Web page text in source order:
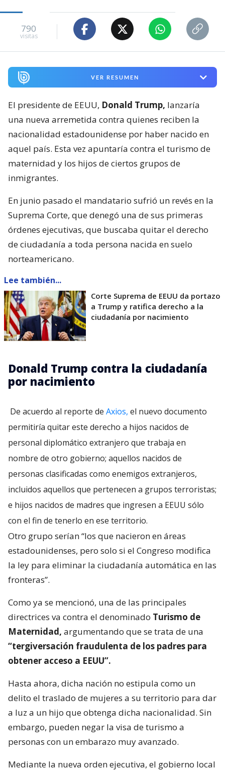
790
visitas
VER RESUMEN
El presidente de EEUU, Donald Trump, lanzaría
una nueva arremetida contra quienes reciben la
nacionalidad estadounidense por haber nacido en
aquel país. Esta vez apuntaría contra el turismo de
maternidad y los hijos de ciertos grupos de
inmigrantes.
En junio pasado el mandatario sufrió un revés en la
Suprema Corte, que denegó una de sus primeras
órdenes ejecutivas, que buscaba quitar el derecho
de ciudadanía a toda persona nacida en suelo
norteamericano.
Lee también...
Corte Suprema de EEUU da portazo
a Trump y ratifica derecho a la
ciudadanía por nacimiento
Donald Trump contra la ciudadanía
por nacimiento
De acuerdo al reporte de Axios, el nuevo documento
permitiría quitar este derecho a hijos nacidos de
personal diplomático extranjero que trabaja en
nombre de otro gobierno; aquellos nacidos de
personas clasificadas como enemigos extranjeros,
incluidos aquellos que pertenecen a grupos terroristas;
e hijos nacidos de madres que ingresen a EEUU sólo
con el fin de tenerlo en ese territorio.
Otro grupo serían “los que nacieron en áreas
estadounidenses, pero solo si el Congreso modifica
la ley para eliminar la ciudadanía automática en las
fronteras”.
Como ya se mencionó, una de las principales
directrices va contra el denominado Turismo de
Maternidad, argumentando que se trata de una
“tergiversación fraudulenta de los padres para
obtener acceso a EEUU”.
Hasta ahora, dicha nación no estipula como un
delito el traslado de mujeres a su territorio para dar
a luz a un hijo que obtenga dicha nacionalidad. Sin
embargo, pueden negar la visa de turismo a
personas con un embarazo muy avanzado.
Mediante la nueva orden ejecutiva, el gobierno local